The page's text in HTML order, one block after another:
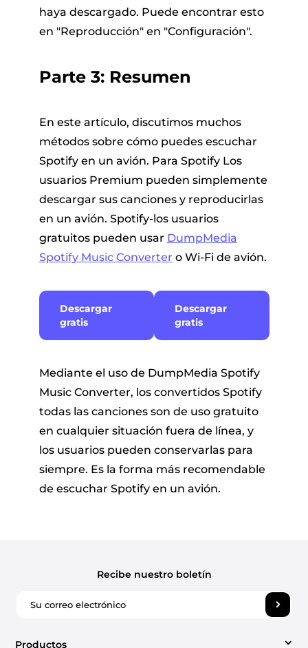
haya descargado. Puede encontrar esto
en "Reproducción" en "Configuración".
Parte 3: Resumen
En este artículo, discutimos muchos
métodos sobre cómo puedes escuchar
Spotify en un avión. Para Spotify Los
usuarios Premium pueden simplemente
descargar sus canciones y reproducirlas
en un avión. Spotify-los usuarios
gratuitos pueden usar DumpMedia
Spotify Music Converter o Wi-Fi de avión.
Descargar
gratis
Descargar
gratis
Mediante el uso de DumpMedia Spotify
Music Converter, los convertidos Spotify
todas las canciones son de uso gratuito
en cualquier situación fuera de línea, y
los usuarios pueden conservarlas para
siempre. Es la forma más recomendable
de escuchar Spotify en un avión.
Productos
Recibe nuestro boletín